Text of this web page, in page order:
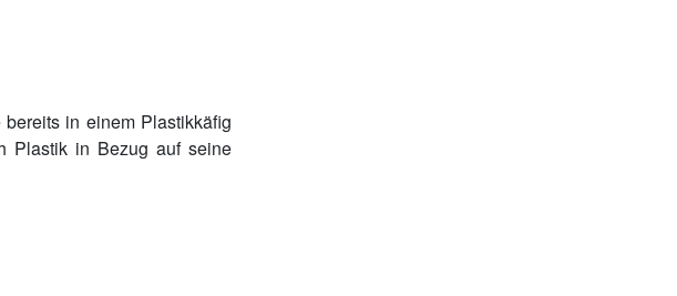
in einem Plastikkäfig
Plastik in Bezug auf seine